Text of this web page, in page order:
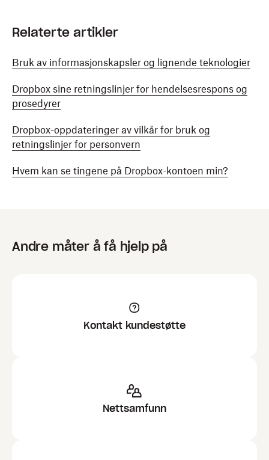
Relaterte artikler
Bruk av informasjonskapsler og lignende teknologier
Dropbox sine retningslinjer for hendelsesrespons og
prosedyrer
Dropbox-oppdateringer av vilkår for bruk og
retningslinjer for personvern
Hvem kan se tingene på Dropbox-kontoen min?
Andre måter å få hjelp på
Kontakt kundestøtte
Nettsamfunn